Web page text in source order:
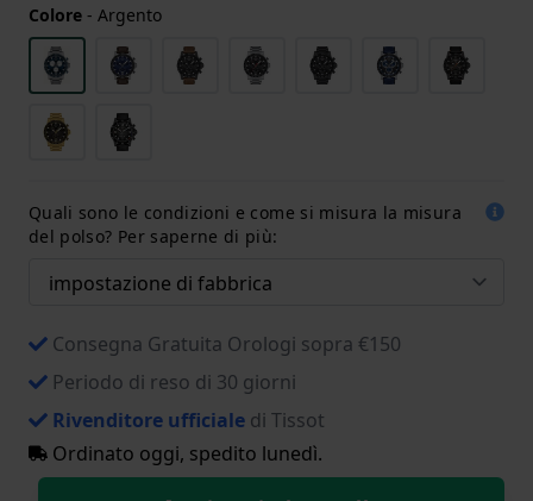
Colore - Argento
Quali sono le condizioni e come si misura la misura
del polso? Per saperne di più:
Consegna Gratuita Orologi sopra €150
Periodo di reso di 30 giorni
Rivenditore ufficiale di Tissot
Ordinato oggi, spedito lunedì.